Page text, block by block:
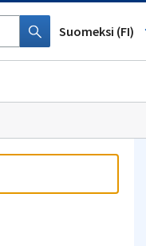
Tyhjennä
haku
Suomeksi (FI)